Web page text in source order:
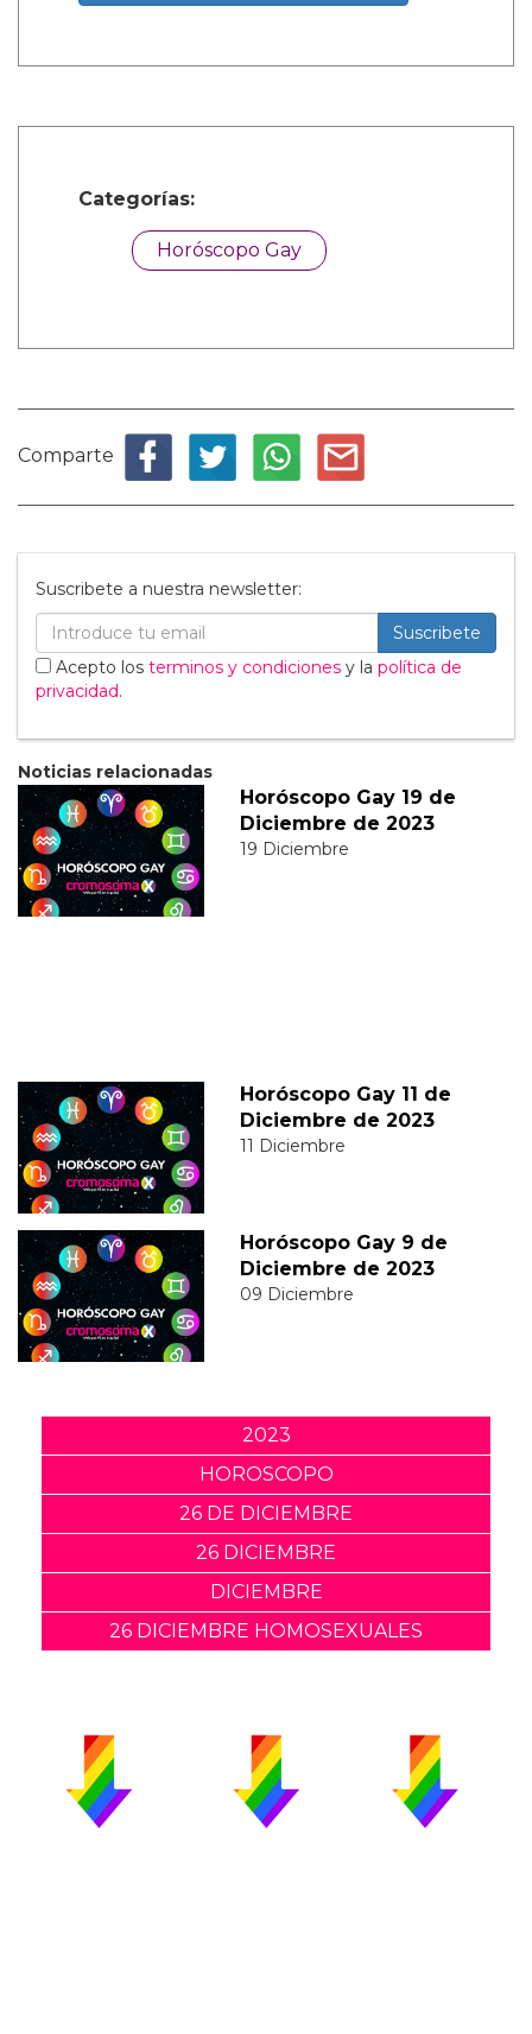
Categorías:
Horóscopo Gay
Comparte
Suscribete a nuestra newsletter:
Suscribete
Acepto los terminos y condiciones y la política de
privacidad.
Noticias relacionadas
Horóscopo Gay 19 de
Diciembre de 2023
19 Diciembre
Horóscopo Gay 11 de
Diciembre de 2023
11 Diciembre
Horóscopo Gay 9 de
Diciembre de 2023
09 Diciembre
2023
HOROSCOPO
26 DE DICIEMBRE
26 DICIEMBRE
DICIEMBRE
26 DICIEMBRE HOMOSEXUALES